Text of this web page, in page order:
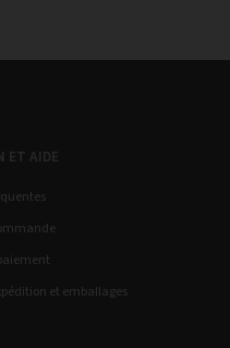
ET AIDE
et emballages